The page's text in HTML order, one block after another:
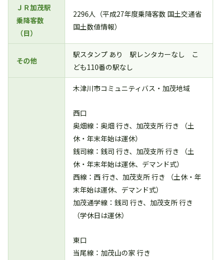
ＪＲ加茂駅
乗降客数
（日）
2296人（平成27年度乗降客数 国土交通省
国土数値情報）
その他
駅スタンプ あり 駅レンタカーなし こ
ども110番の駅なし
木津川市コミュニティバス・加茂地域
西口
奥畑線：奥畑 行き、加茂支所 行き （土
休・年末年始は運休）
銭司線：銭司 行き、加茂支所 行き （土
休・年末年始は運休、デマンド式）
西線：西 行き、加茂支所 行き （土休・年
末年始は運休、デマンド式）
加茂通学線：銭司 行き、加茂支所 行き
（学休日は運休）
東口
当尾線：加茂山の家 行き